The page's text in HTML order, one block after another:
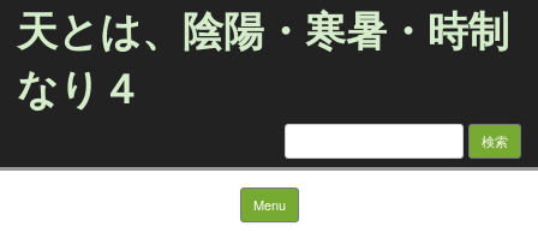
天とは、陰陽・寒暑・時制
なり４
検
Menu Skip to content